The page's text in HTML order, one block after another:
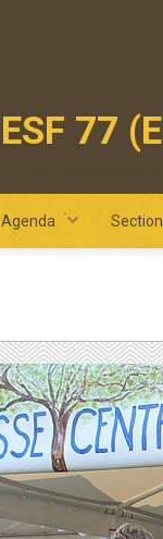
ESF 77
Agenda